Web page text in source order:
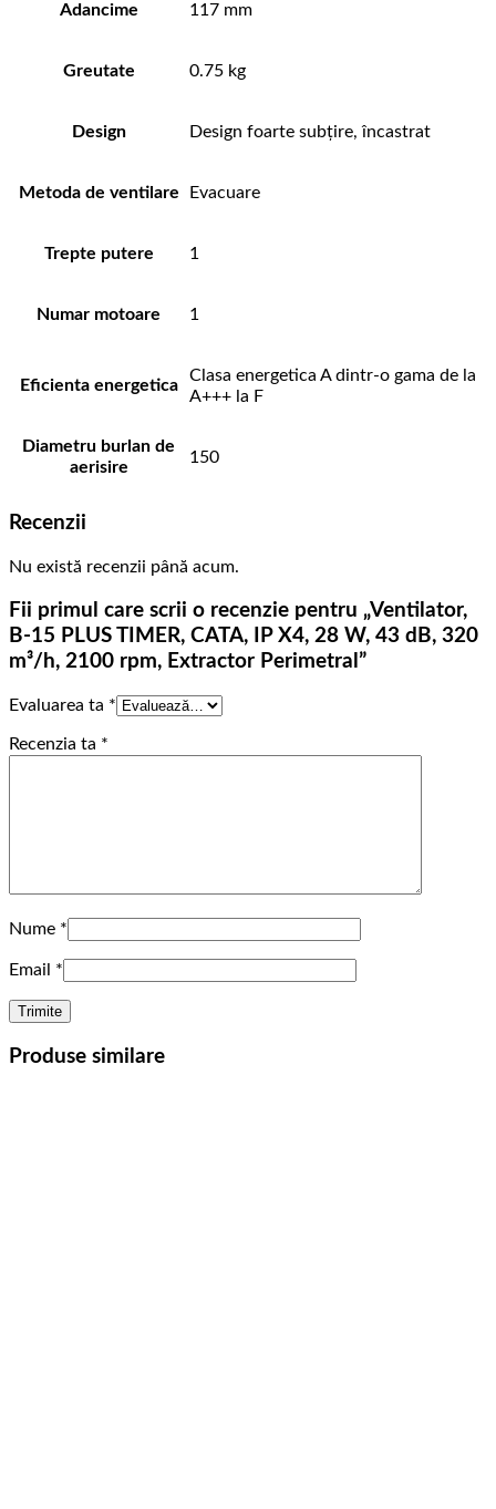
Adancime 117 mm
Greutate 0.75 kg
Design Design foarte subțire, încastrat
Metoda de ventilare Evacuare
Trepte putere 1
Numar motoare 1
Eficienta energetica
Clasa energetica A dintr-o gama de la
A+++ la F
Diametru burlan de
aerisire
150
Recenzii
Nu există recenzii până acum.
Fii primul care scrii o recenzie pentru „Ventilator,
B-15 PLUS TIMER, CATA, IP X4, 28 W, 43 dB, 320
m³/h, 2100 rpm, Extractor Perimetral”
Evaluarea ta *
Recenzia ta *
Nume *
Email *
Produse similare